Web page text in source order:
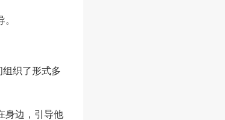
组织了形式多
身边，引导他